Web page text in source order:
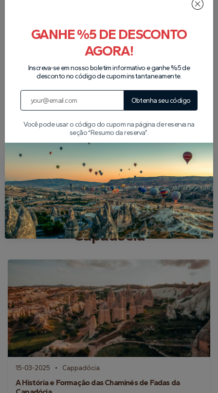
Nossos parceiros
Artigos Populares da
Capadócia
15-03-2025 Cappadócia
A História e Formação das Chaminés de Fadas da
GANHE %5 DE DESCONTO
AGORA!
Inscreva-se em nosso boletim informativo e ganhe %5 de
desconto no código de cupom instantaneamente.
Obtenha seu código
Você pode usar o código do cupom na página de reserva na
seção “Resumo da reserva”.